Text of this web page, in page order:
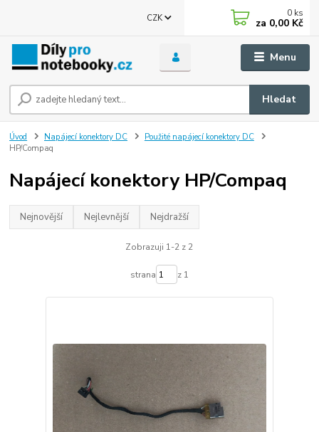
Menu
CZK
Hledat
0 ks
za 0,00 Kč
Úvod Napájecí konektory DC
Použité napájecí konektory DC
HP/Compaq
Napájecí konektory HP/Compaq
Nejnovější Nejlevnější Nejdražší
Zobrazuji 1-2 z 2
strana z 1